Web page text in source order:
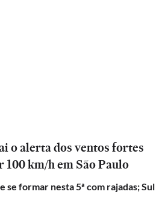
o alerta dos ventos fortes
km/h em São Paulo
se formar nesta 5ª com rajadas; Sul